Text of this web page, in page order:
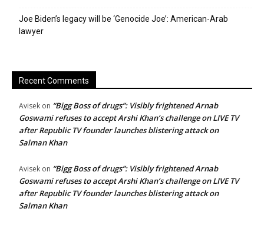
Joe Biden’s legacy will be ‘Genocide Joe’: American-Arab
lawyer
Recent Comments
Avisek on “Bigg Boss of drugs”: Visibly frightened Arnab
Goswami refuses to accept Arshi Khan’s challenge on LIVE TV
after Republic TV founder launches blistering attack on
Salman Khan
Avisek on “Bigg Boss of drugs”: Visibly frightened Arnab
Goswami refuses to accept Arshi Khan’s challenge on LIVE TV
after Republic TV founder launches blistering attack on
Salman Khan